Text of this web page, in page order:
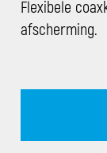
Flexibele
afscherming.